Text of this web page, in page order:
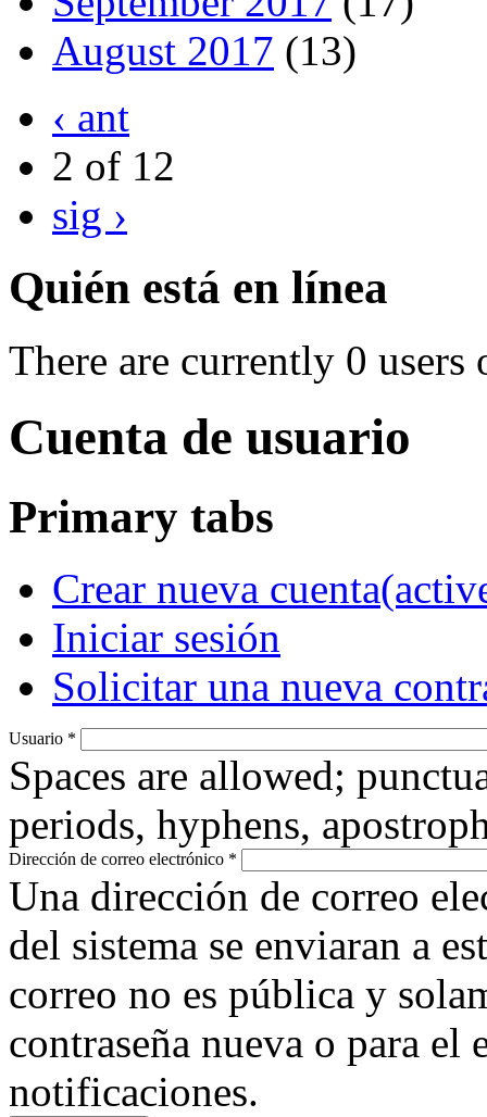
August 2017 (13)
‹ ant
2 of 12
sig ›
Quién está en línea
There are currently 0 users
Cuenta de usuario
Primary tabs
Crear nueva cuenta
Iniciar sesión
Solicitar una nueva
Usuario *
Spaces are allowed;
periods, hyphens,
Dirección de correo electrónico *
Una dirección de correo
del sistema se enviaran a
correo no es pública y
contraseña nueva o para
notificaciones.